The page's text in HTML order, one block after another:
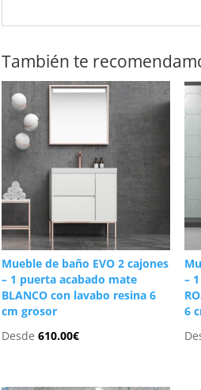
También te
Mueble de baño EVO 2 cajones
– 1 puerta acabado mate
BLANCO con lavabo resina 6
cm grosor
Desde610.00€
–
6